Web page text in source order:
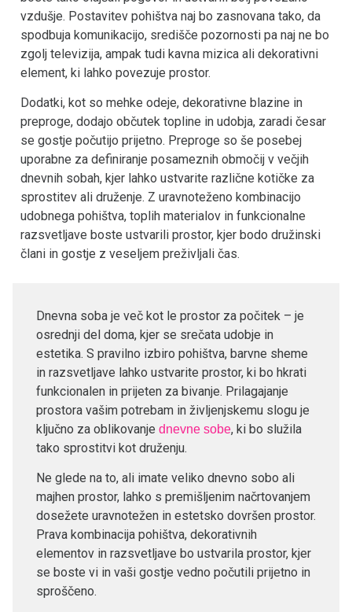
vzdušje. Postavitev pohištva naj bo zasnovana tako, da
spodbuja komunikacijo, središče pozornosti pa naj ne bo
zgolj televizija, ampak tudi kavna mizica ali dekorativni
element, ki lahko povezuje prostor.
Dodatki, kot so mehke odeje, dekorativne blazine in
preproge, dodajo občutek topline in udobja, zaradi česar
se gostje počutijo prijetno. Preproge so še posebej
uporabne za definiranje posameznih območij v večjih
dnevnih sobah, kjer lahko ustvarite različne kotičke za
sprostitev ali druženje. Z uravnoteženo kombinacijo
udobnega pohištva, toplih materialov in funkcionalne
razsvetljave boste ustvarili prostor, kjer bodo družinski
člani in gostje z veseljem preživljali čas.
Dnevna soba je več kot le prostor za počitek – je
osrednji del doma, kjer se srečata udobje in
estetika. S pravilno izbiro pohištva, barvne sheme
in razsvetljave lahko ustvarite prostor, ki bo hkrati
funkcionalen in prijeten za bivanje. Prilagajanje
prostora vašim potrebam in življenjskemu slogu je
ključno za oblikovanje dnevne sobe, ki bo služila
tako sprostitvi kot druženju.
Ne glede na to, ali imate veliko dnevno sobo ali
majhen prostor, lahko s premišljenim načrtovanjem
dosežete uravnotežen in estetsko dovršen prostor.
Prava kombinacija pohištva, dekorativnih
elementov in razsvetljave bo ustvarila prostor, kjer
se boste vi in vaši gostje vedno počutili prijetno in
sproščeno.